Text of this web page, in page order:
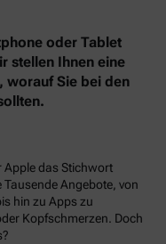
oder Tablet
stellen Ihnen eine
worauf Sie bei den
Apple das Stichwort
Angebote, von
hin zu Apps zu
Kopfschmerzen. Doch